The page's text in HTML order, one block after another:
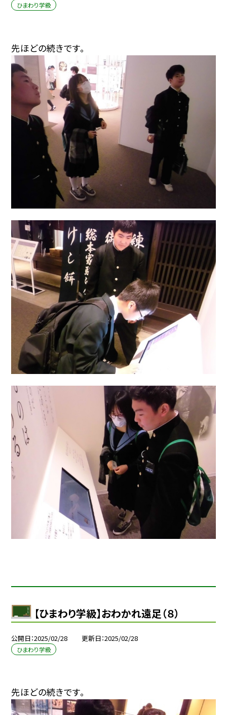
ひまわり学級
先ほどの続きです。
【ひまわり学級】おわかれ遠足（８）
公開日 2025/02/28 更新日 2025/02/28
ひまわり学級
先ほどの続きです。